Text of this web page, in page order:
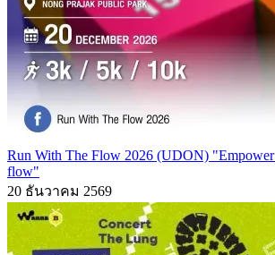
Run With The Flow 2026 (UDON)
flow"
20 ธันวาคม 2569